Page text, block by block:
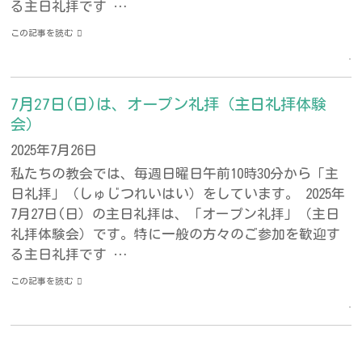
る主日礼拝です …
この記事を読む
7月27日(日)は、オープン礼拝（主日礼拝体験
会）
2025年7月26日
私たちの教会では、毎週日曜日午前10時30分から「主
日礼拝」（しゅじつれいはい）をしています。 2025年
7月27日(日）の主日礼拝は、「オープン礼拝」（主日
礼拝体験会）です。特に一般の方々のご参加を歓迎す
る主日礼拝です …
この記事を読む